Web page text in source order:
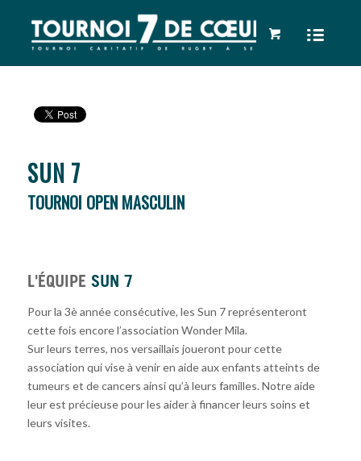
SUN 7
TOURNOI OPEN MASCULIN
L'ÉQUIPE SUN 7
Pour la 3è année consécutive, les Sun 7 représenteront
cette fois encore l’association Wonder Mila.
Sur leurs terres, nos versaillais joueront pour cette
association qui vise à venir en aide aux enfants atteints de
tumeurs et de cancers ainsi qu’à leurs familles. Notre aide
leur est précieuse pour les aider à financer leurs soins et
leurs visites.